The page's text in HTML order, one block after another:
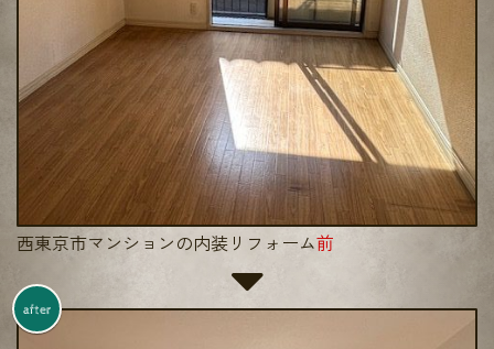
西東京市マンションの内装リフォーム前
after